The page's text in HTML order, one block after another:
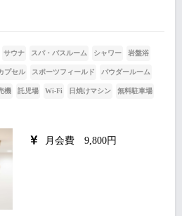
サウナ スパ・バスルーム シャワー 岩盤浴
プセル スポーツフィールド パウダールーム
機 託児場 Wi-Fi 日焼けマシン 無料駐車場
月会費 9,800円